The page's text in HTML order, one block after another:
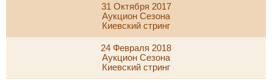
31 Октября 2017
Аукцион Сезона
Киевский стринг
24 Февраля 2018
Аукцион Сезона
Киевский стринг